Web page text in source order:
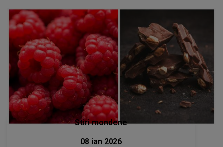
Stiri mondene
08 ian 2026